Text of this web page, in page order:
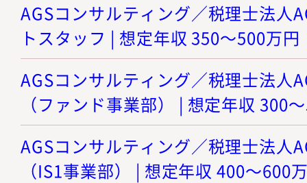
AGSコンサルティング／税理士法人
トスタッフ | 想定年収 350～500万円
AGSコンサルティング／税理士法人
（ファンド事業部） | 想定年収 300
AGSコンサルティング／税理士法人
（IS1事業部） | 想定年収 400～600